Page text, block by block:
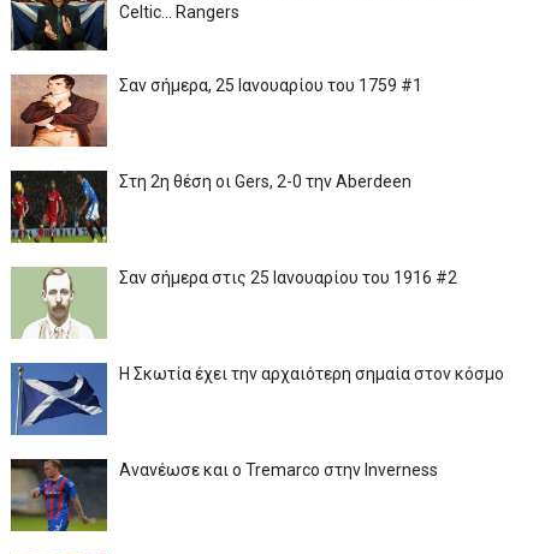
Celtic... Rangers
Σαν σήμερα, 25 Ιανουαρίου του 1759 #1
Στη 2η θέση οι Gers, 2-0 την Aberdeen
Σαν σήμερα στις 25 Ιανουαρίου του 1916 #2
Η Σκωτία έχει την αρχαιότερη σημαία στον κόσμο
Ανανέωσε και ο Tremarco στην Inverness